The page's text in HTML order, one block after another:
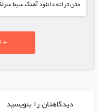
متن ترانه دانلود آهنگ سینا
+
دیدگاهتان را بنویسید